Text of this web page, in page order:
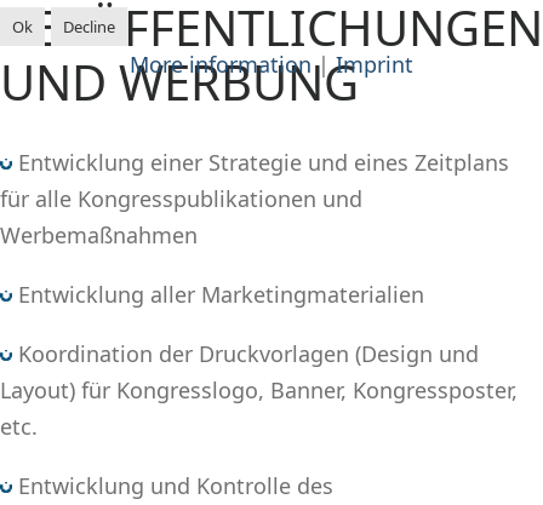
VERÖFFENTLICHUNGEN
UND WERBUNG
Entwicklung einer Strategie und eines Zeitplans
für alle Kongresspublikationen und
Werbemaßnahmen
Entwicklung aller Marketingmaterialien
Koordination der Druckvorlagen (Design und
Layout) für Kongresslogo, Banner, Kongressposter,
etc.
Entwicklung und Kontrolle des
Ok Decline
More information|Imprint